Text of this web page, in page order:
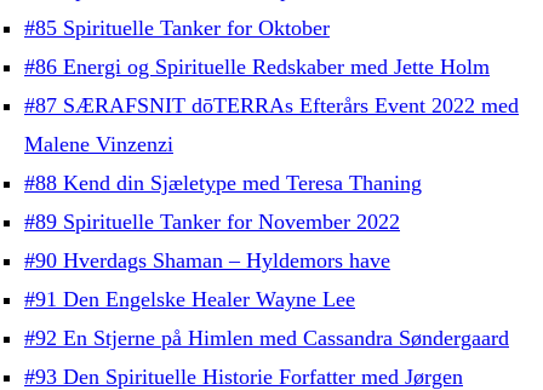
#85 Spirituelle Tanker for Oktober
#86 Energi og Spirituelle Redskaber med Jette Holm
#87 SÆRAFSNIT dōTERRAs Efterårs Event 2022 med
Malene Vinzenzi
#88 Kend din Sjæletype med Teresa Thaning
#89 Spirituelle Tanker for November 2022
#90 Hverdags Shaman – Hyldemors have
#91 Den Engelske Healer Wayne Lee
#92 En Stjerne på Himlen med Cassandra Søndergaard
#93 Den Spirituelle Historie Forfatter med Jørgen